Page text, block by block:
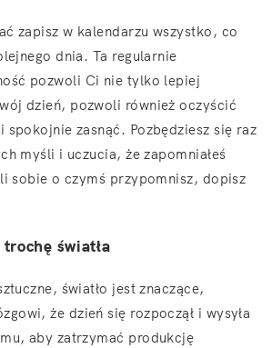
zapisz w kalendarzu wszystko, co
dnia. Ta regularnie
pozwoli Ci nie tylko lepiej
dzień, pozwoli również oczyścić
spokojnie zasnąć. Pozbędziesz się raz
myśli i uczucia, że zapomniałeś
sobie o czymś przypomnisz, dopisz
światła
światło jest znaczące,
że dzień się rozpoczął i wysyła
aby zatrzymać produkcję